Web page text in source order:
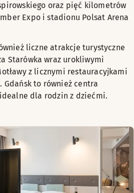
oraz pięć kilometrów
Expo i stadionu Polsat Arena
liczne atrakcje turystyczne
Starówka wraz urokliwymi
z licznymi restauracyjkami
to również centra
dla rodzin z dziećmi.